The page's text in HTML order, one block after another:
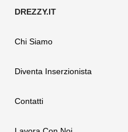
Chi Siamo
Diventa Inserzionista
Contatti